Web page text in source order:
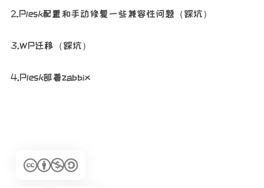
2.Plesk配置和手动修复一些兼容性问题（踩坑）
3.WP迁移（踩坑）
4.Plesk部署zabbix